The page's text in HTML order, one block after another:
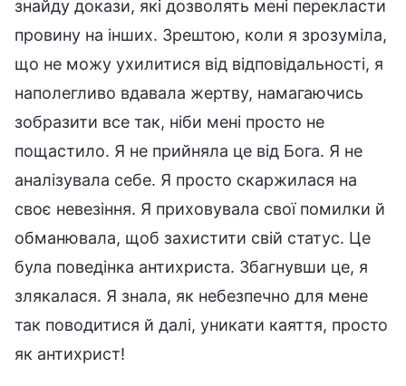
знайду докази, які дозволять мені перекласти
провину на інших. Зрештою, коли я зрозуміла,
що не можу ухилитися від відповідальності, я
наполегливо вдавала жертву, намагаючись
зобразити все так, ніби мені просто не
пощастило. Я не прийняла це від Бога. Я не
аналізувала себе. Я просто скаржилася на
своє невезіння. Я приховувала свої помилки й
обманювала, щоб захистити свій статус. Це
була поведінка антихриста. Збагнувши це, я
злякалася. Я знала, як небезпечно для мене
так поводитися й далі, уникати каяття, просто
як антихрист!